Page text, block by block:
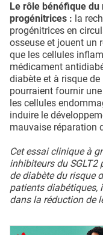
Le rôle bénéfique
progénitrices : la
progénitrices en
osseuse et jouent un
que les cellules
médicament
diabète et à risque
pourraient fournir
les cellules
induire le
mauvaise réparation
Cet essai clinique à
inhibiteurs du SGLT2
de diabète du risque
patients diabétiques,
dans la réduction de